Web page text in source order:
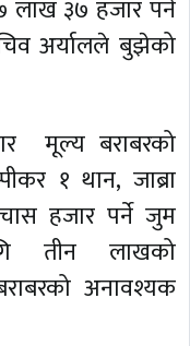
३७ हजार पर्ने
अर्यालले बुझेको
मूल्य बराबरको
१ थान, जाब्रा
हजार पर्ने जुम
तीन लाखको
अनावश्यक